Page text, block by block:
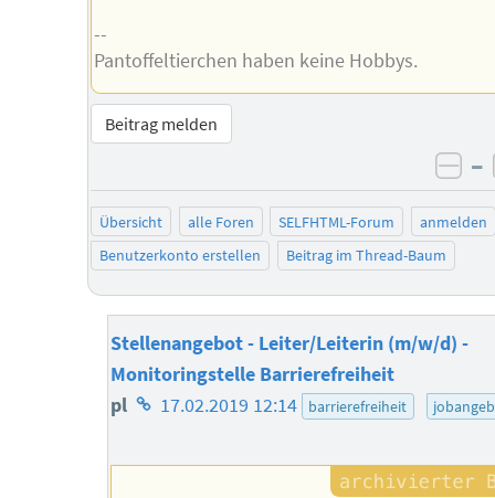
--
Pantoffeltierchen haben keine Hobbys.
Beitrag melden
–
Übersicht alle Foren SELFHTML-Forum
anmelden
Benutzerkonto erstellen
Beitrag im Thread-Baum
Stellenangebot - Leiter/Leiterin (m/w/d) -
Monitoringstelle Barrierefreiheit
pl Homepage
Autors
17.02.2019 12:14 barrierefreiheit